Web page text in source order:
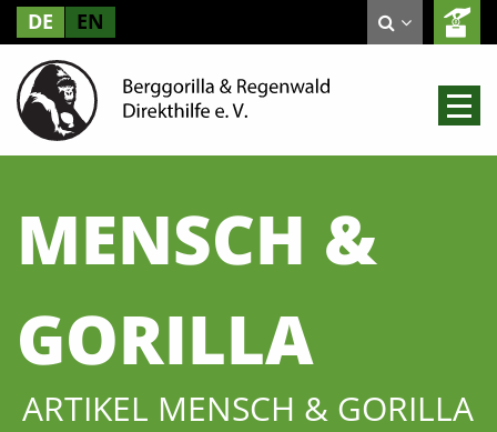
DE EN
MENSCH &
GORILLA
ARTIKEL MENSCH & GORILLA